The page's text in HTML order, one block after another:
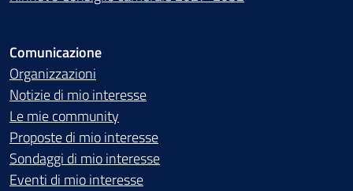
Comunicazione
Organizzazioni
Notizie di mio interesse
Le mie community
Proposte di mio interesse
Sondaggi di mio interesse
Eventi di mio interesse